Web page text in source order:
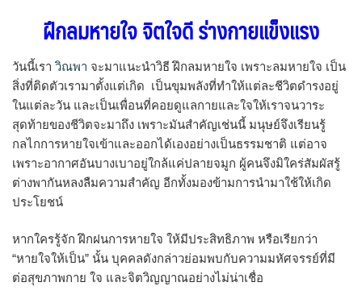
ฝึกลมหายใจ จิตใจดี ร่างกายแข็งแรง
วันนี้เรา วิณพา จะมาแนะนำวิธี ฝึกลมหายใจ เพราะลมหายใจ เป็น
สิ่งที่ติดตัวเรามาตั้งแต่เกิด เป็นขุมพลังที่ทำให้แต่ละชีวิตดำรงอยู่
ในแต่ละวัน และเป็นเพื่อนที่คอยดูแลกายและใจให้เราจนวาระ
สุดท้ายของชีวิตจะมาถึง เพราะมันสำคัญเช่นนี้ มนุษย์จึงเรียนรู้
กลไกการหายใจเข้าและออกได้เองอย่างเป็นธรรมชาติ แต่อาจ
เพราะอากาศอันบางเบาอยู่ใกล้แค่ปลายจมูก ผู้คนจึงมิใคร่สัมผัสรู้
ต่างพากันหลงลืมความสำคัญ อีกทั้งมองข้ามการนำมาใช้ให้เกิด
ประโยชน์
หากใครรู้จัก ฝึกฝนการหายใจ ให้มีประสิทธิภาพ หรือเรียกว่า
“หายใจให้เป็น” นั้น บุคคลดังกล่าวย่อมพบกับความมหัศจรรย์ที่มี
ต่อสุขภาพกาย ใจ และจิตวิญญาณอย่างไม่น่าเชื่อ